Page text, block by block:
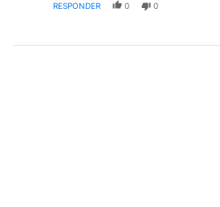
RESPONDER 0 0